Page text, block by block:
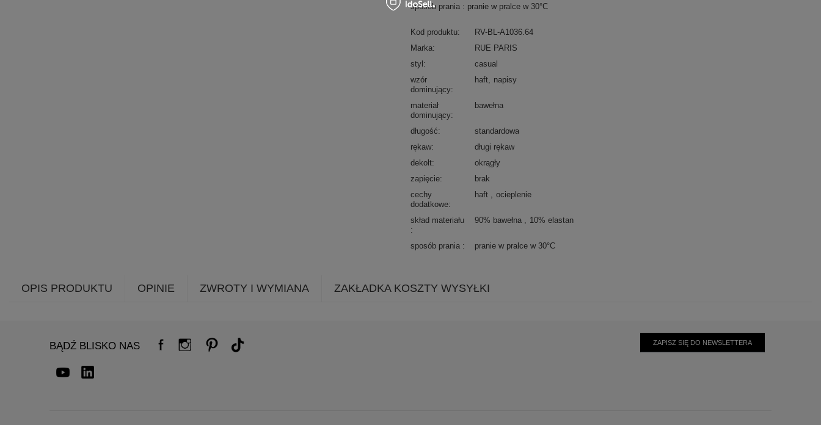
sposób prania : pranie w pralce w 30°C
Kod produktu
RV-BL-A1036.64
Marka
RUE PARIS
styl
casual
wzór
dominujący
haft napisy
materiał
dominujący
bawełna
długość
standardowa
rękaw
długi rękaw
dekolt
okrągły
zapięcie
brak
cechy
dodatkowe
haft ocieplenie
skład materiału 90% bawełna 10% elastan
sposób prania pranie w pralce w 30°C
OPIS PRODUKTU OPINIE ZWROTY I WYMIANA ZAKŁADKA KOSZTY WYSYŁKI
BĄDŹ BLISKO NAS ZAPISZ SIĘ DO NEWSLETTERA